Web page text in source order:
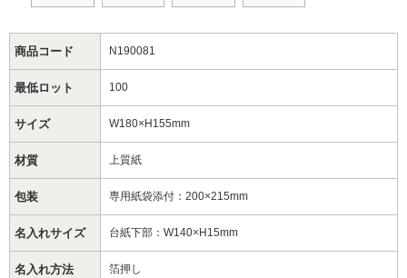
商品コード N190081
最低ロット 100
サイズ W180×H155mm
材質 上質紙
包装 専用紙袋添付：200×215mm
名入れサイズ 台紙下部：W140×H15mm
名入れ方法 箔押し